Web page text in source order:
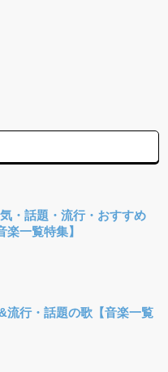
・話題・流行・おすすめ
一覧特集】
流行・話題の歌【音楽一覧